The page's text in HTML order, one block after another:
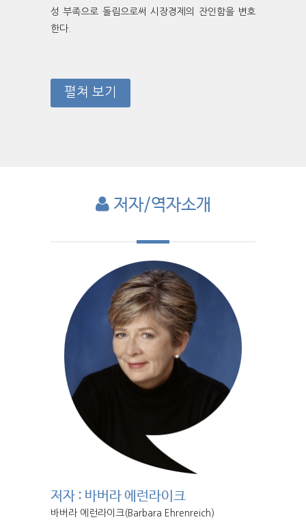
성 부족으로 돌림으로써 시장경제의 잔인함을 변호
한다.
펼쳐 보기
저자/역자소개
저자 : 바버라 에런라이크
바버라 에런라이크(Barbara Ehrenreich)